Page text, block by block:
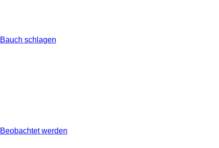
Bauch schlagen
Beobachtet werden